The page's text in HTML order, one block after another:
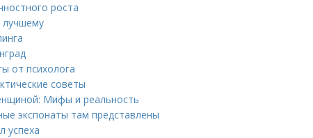
роста
лучшему
от психолога
советы
Мифы и реальность
экспонаты там представлены
успеха